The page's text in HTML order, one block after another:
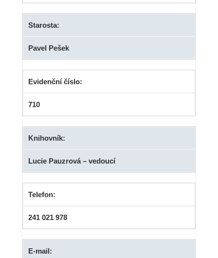
Starosta:
Pavel Pešek
Evidenční číslo:
710
Knihovník:
Lucie Pauzrová – vedoucí
Telefon:
241 021 978
E-mail: